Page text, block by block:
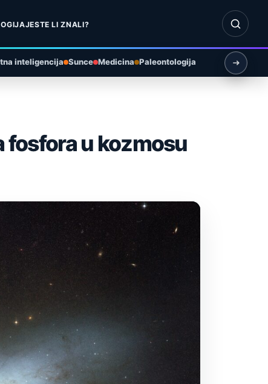
JESTE LI ZNALI?
Otvori
inteligencija Sunce Medicina Paleontologija
u kozmosu